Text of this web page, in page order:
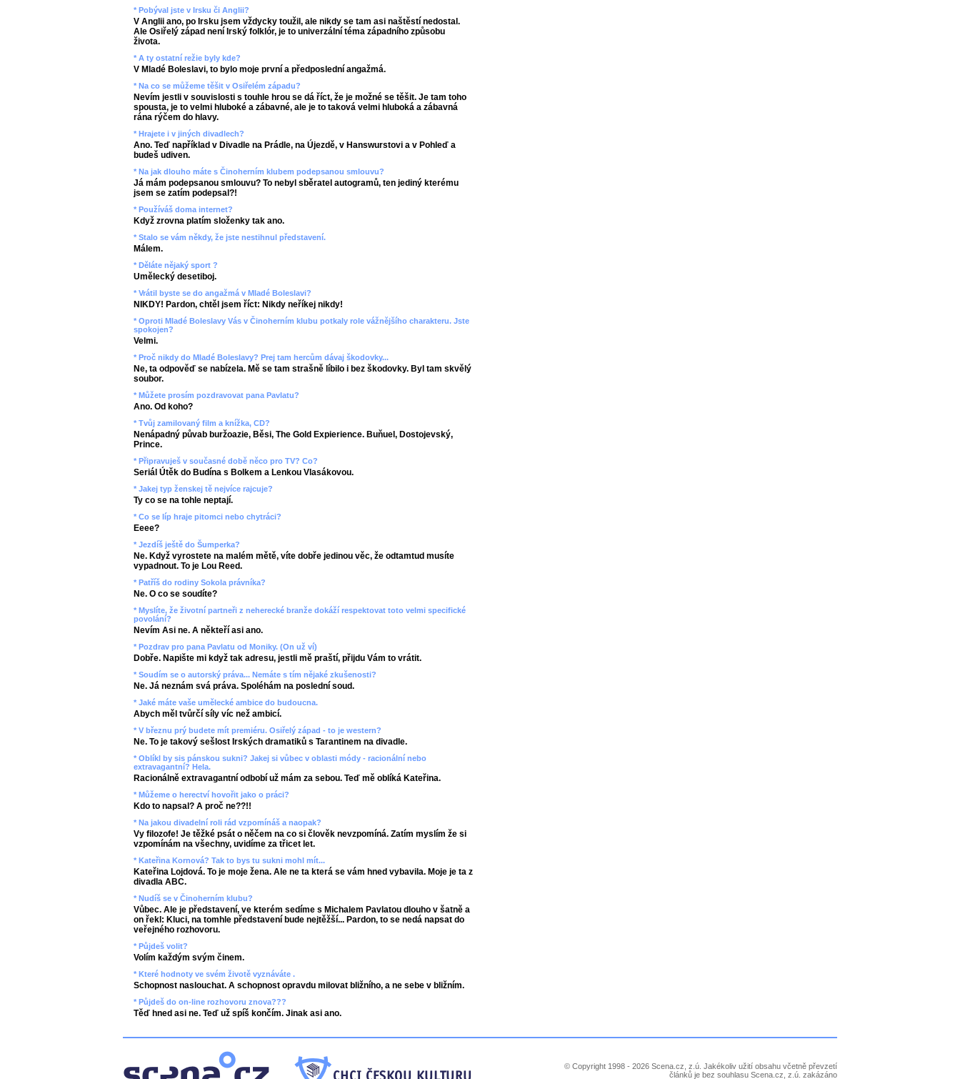
* Pobýval jste v Irsku či Anglii?
V Anglii ano, po Irsku jsem vždycky toužil, ale nikdy se tam asi naštěstí nedostal.
Ale Osiřelý západ není Irský folklór, je to univerzální téma západního způsobu
života.
* A ty ostatní režie byly kde?
V Mladé Boleslavi, to bylo moje první a předposlední angažmá.
* Na co se můžeme těšit v Osiřelém západu?
Nevím jestli v souvislosti s touhle hrou se dá říct, že je možné se těšit. Je tam toho
spousta, je to velmi hluboké a zábavné, ale je to taková velmi hluboká a zábavná
rána rýčem do hlavy.
* Hrajete i v jiných divadlech?
Ano. Teď například v Divadle na Prádle, na Újezdě, v Hanswurstovi a v Pohleď a
budeš udiven.
* Na jak dlouho máte s Činoherním klubem podepsanou smlouvu?
Já mám podepsanou smlouvu? To nebyl sběratel autogramů, ten jediný kterému
jsem se zatím podepsal?!
* Používáš doma internet?
Když zrovna platím složenky tak ano.
* Stalo se vám někdy, že jste nestihnul představení.
Málem.
* Děláte nějaký sport ?
Umělecký desetiboj.
* Vrátil byste se do angažmá v Mladé Boleslavi?
NIKDY! Pardon, chtěl jsem říct: Nikdy neříkej nikdy!
* Oproti Mladé Boleslavy Vás v Činoherním klubu potkaly role vážnějšího charakteru. Jste
spokojen?
Velmi.
* Proč nikdy do Mladé Boleslavy? Prej tam hercům dávaj škodovky...
Ne, ta odpověď se nabízela. Mě se tam strašně líbilo i bez škodovky. Byl tam skvělý
soubor.
* Můžete prosím pozdravovat pana Pavlatu?
Ano. Od koho?
* Tvůj zamilovaný film a knížka, CD?
Nenápadný půvab buržoazie, Běsi, The Gold Expierience. Buňuel, Dostojevský,
Prince.
* Připravuješ v současné době něco pro TV? Co?
Seriál Útěk do Budína s Bolkem a Lenkou Vlasákovou.
* Jakej typ ženskej tě nejvíce rajcuje?
Ty co se na tohle neptají.
* Co se líp hraje pitomci nebo chytráci?
Eeee?
* Jezdíš ještě do Šumperka?
Ne. Když vyrostete na malém mětě, víte dobře jedinou věc, že odtamtud musíte
vypadnout. To je Lou Reed.
* Patříš do rodiny Sokola právníka?
Ne. O co se soudíte?
* Myslíte, že životní partneři z neherecké branže dokáží respektovat toto velmi specifické
povolání?
Nevím Asi ne. A někteří asi ano.
* Pozdrav pro pana Pavlatu od Moniky. (On už ví)
Dobře. Napište mi když tak adresu, jestli mě praští, přijdu Vám to vrátit.
* Soudím se o autorský práva... Nemáte s tím nějaké zkušenosti?
Ne. Já neznám svá práva. Spoléhám na poslední soud.
* Jaké máte vaše umělecké ambice do budoucna.
Abych měl tvůrčí síly víc než ambicí.
* V březnu prý budete mít premiéru. Osiřelý západ - to je western?
Ne. To je takový sešlost Irských dramatiků s Tarantinem na divadle.
* Oblíkl by sis pánskou sukni? Jakej si vůbec v oblasti módy - racionální nebo
extravagantní? Hela.
Racionálně extravagantní odbobí už mám za sebou. Teď mě oblíká Kateřina.
* Můžeme o herectví hovořit jako o práci?
Kdo to napsal? A proč ne??!!
* Na jakou divadelní roli rád vzpomínáš a naopak?
Vy filozofe! Je těžké psát o něčem na co si člověk nevzpomíná. Zatím myslím že si
vzpomínám na všechny, uvidíme za třicet let.
* Kateřina Kornová? Tak to bys tu sukni mohl mít...
Kateřina Lojdová. To je moje žena. Ale ne ta která se vám hned vybavila. Moje je ta z
divadla ABC.
* Nudíš se v Činoherním klubu?
Vůbec. Ale je představení, ve kterém sedíme s Michalem Pavlatou dlouho v šatně a
on řekl: Kluci, na tomhle představení bude nejtěžší... Pardon, to se nedá napsat do
veřejného rozhovoru.
* Půjdeš volit?
Volím každým svým činem.
* Které hodnoty ve svém životě vyznáváte .
Schopnost naslouchat. A schopnost opravdu milovat bližního, a ne sebe v bližním.
* Půjdeš do on-line rozhovoru znova???
Těď hned asi ne. Teď už spíš končím. Jinak asi ano.
© Copyright 1998 - 2026 Scena.cz, z.ú. Jakékoliv užití obsahu včetně převzetí
článků je bez souhlasu Scena.cz, z.ú. zakázáno